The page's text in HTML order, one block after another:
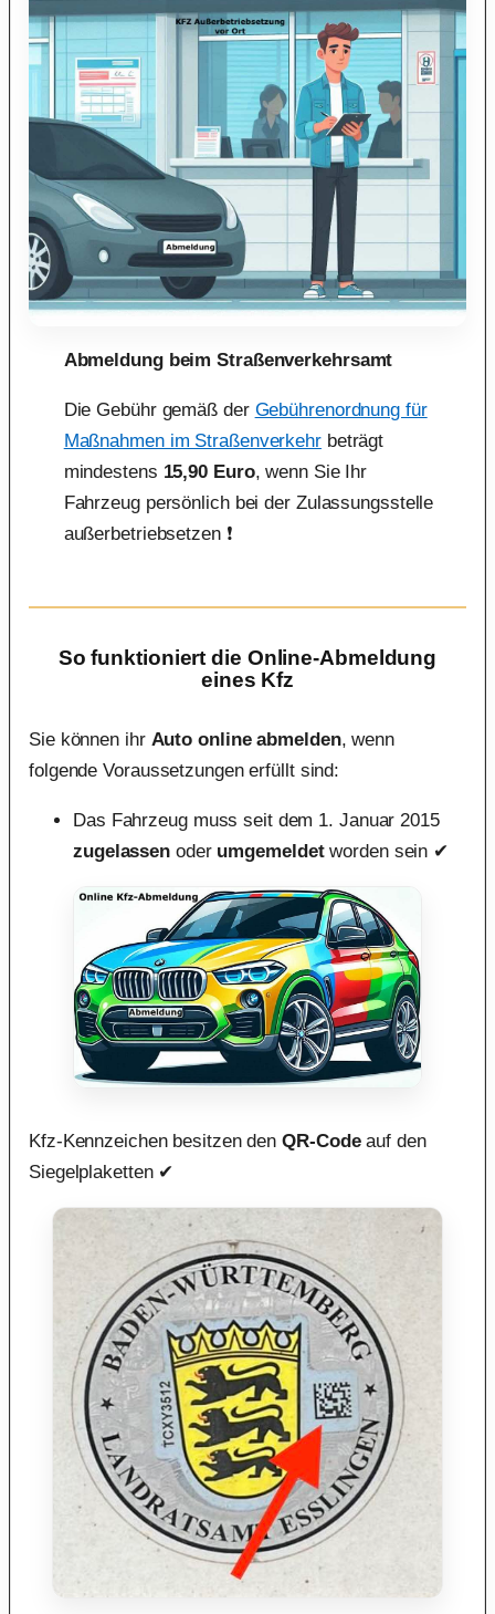
Abmeldung beim Straßenverkehrsamt
Die Gebühr gemäß der Gebührenordnung für
Maßnahmen im Straßenverkehrbeträgt
mindestens 15,90 Euro, wenn Sie Ihr
Fahrzeug persönlich bei der Zulassungsstelle
außerbetriebsetzen ❗
So funktioniert die Online-Abmeldung
eines Kfz
Sie können ihr Auto online abmelden, wenn
folgende Voraussetzungen erfüllt sind:
Das Fahrzeug muss seit dem 1. Januar 2015
zugelassen oder umgemeldetworden sein ✔︎
Kfz-Kennzeichen besitzen denQR-Codeauf den
Siegelplaketten ✔︎